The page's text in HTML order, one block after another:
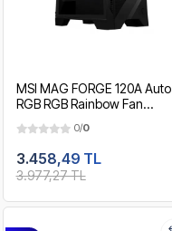
MSI MAG FORGE 120A Auto
RGB RGB Rainbow Fan
PSU YOK 0/0
3.458,49 TL
3.977,27 TL